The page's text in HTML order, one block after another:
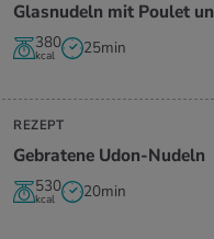
Glas­nu­deln mit Pou­let
380
kcal 25min
REZEPT
Ge­bra­te­ne Udon-Nu­deln
530
kcal 20min